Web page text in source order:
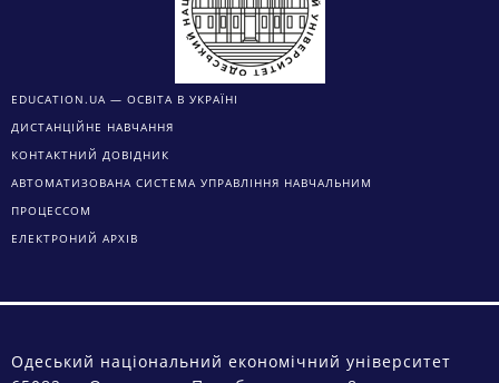
EDUCATION.UA — ОСВІТА В УКРАЇНІ
ДИСТАНЦІЙНЕ НАВЧАННЯ
КОНТАКТНИЙ ДОВІДНИК
АВТОМАТИЗОВАНА СИСТЕМА УПРАВЛІННЯ НАВЧАЛЬНИМ
ПРОЦЕССОМ
ЕЛЕКТРОНИЙ АРХІВ
Одеський національний економічний університет